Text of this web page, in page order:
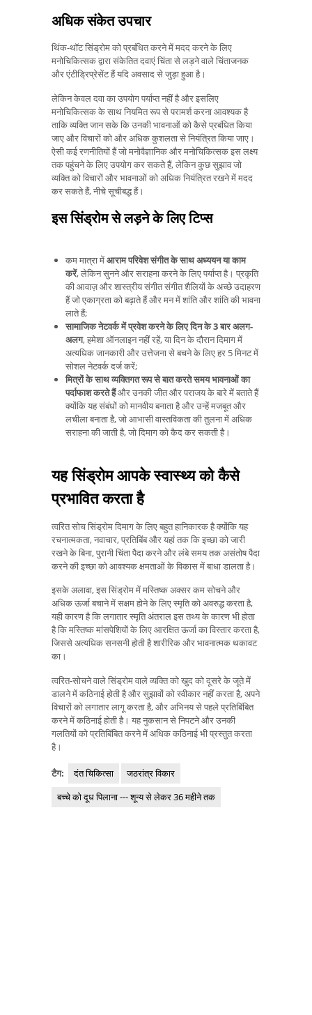
अधिक संकेत उपचार
थिंक-थॉट सिंड्रोम को प्रबंधित करने में मदद करने के लिए
मनोचिकित्सक द्वारा संकेतित दवाएं चिंता से लड़ने वाले चिंताजनक
और एंटीड्रिप्रेसेंट हैं यदि अवसाद से जुड़ा हुआ है।
लेकिन केवल दवा का उपयोग पर्याप्त नहीं है और इसलिए
मनोचिकित्सक के साथ नियमित रूप से परामर्श करना आवश्यक है
ताकि व्यक्ति जान सके कि उनकी भावनाओं को कैसे प्रबंधित किया
जाए और विचारों को और अधिक कुशलता से नियंत्रित किया जाए।
ऐसी कई रणनीतियों हैं जो मनोवैज्ञानिक और मनोचिकित्सक इस लक्ष्य
तक पहुंचने के लिए उपयोग कर सकते हैं, लेकिन कुछ सुझाव जो
व्यक्ति को विचारों और भावनाओं को अधिक नियंत्रित रखने में मदद
कर सकते हैं, नीचे सूचीबद्ध हैं।
इस सिंड्रोम से लड़ने के लिए टिप्स
कम मात्रा मेंआराम परिवेश संगीत के साथ अध्ययन या काम
करें, लेकिन सुनने और सराहना करने के लिए पर्याप्त है। प्रकृति
की आवाज़ और शास्त्रीय संगीत संगीत शैलियों के अच्छे उदाहरण
हैं जो एकाग्रता को बढ़ाते हैं और मन में शांति और शांति की भावना
लाते हैं;
सामाजिक नेटवर्क में प्रवेश करने के लिए दिन के 3 बार अलग-
अलग, हमेशा ऑनलाइन नहीं रहें, या दिन के दौरान दिमाग में
अत्यधिक जानकारी और उत्तेजना से बचने के लिए हर 5 मिनट में
सोशल नेटवर्क दर्ज करें;
मित्रों के साथ व्यक्तिगत रूप से बात करते समय भावनाओं का
पर्दाफाश करते हैंऔर उनकी जीत और पराजय के बारे में बताते हैं
क्योंकि यह संबंधों को मानवीय बनाता है और उन्हें मजबूत और
लचीला बनाता है, जो आभासी वास्तविकता की तुलना में अधिक
सराहना की जाती है, जो दिमाग को कैद कर सकती है।
यह सिंड्रोम आपके स्वास्थ्य को कैसे
प्रभावित करता है
त्वरित सोच सिंड्रोम दिमाग के लिए बहुत हानिकारक है क्योंकि यह
रचनात्मकता, नवाचार, प्रतिबिंब और यहां तक ​​कि इच्छा को जारी
रखने के बिना, पुरानी चिंता पैदा करने और लंबे समय तक असंतोष पैदा
करने की इच्छा को आवश्यक क्षमताओं के विकास में बाधा डालता है।
इसके अलावा, इस सिंड्रोम में मस्तिष्क अक्सर कम सोचने और
अधिक ऊर्जा बचाने में सक्षम होने के लिए स्मृति को अवरुद्ध करता है,
यही कारण है कि लगातार स्मृति अंतराल इस तथ्य के कारण भी होता
है कि मस्तिष्क मांसपेशियों के लिए आरक्षित ऊर्जा का विस्तार करता है,
जिससे अत्यधिक सनसनी होती है शारीरिक और भावनात्मक थकावट
का।
त्वरित-सोचने वाले सिंड्रोम वाले व्यक्ति को खुद को दूसरे के जूते में
डालने में कठिनाई होती है और सुझावों को स्वीकार नहीं करता है, अपने
विचारों को लगातार लागू करता है, और अभिनय से पहले प्रतिबिंबित
करने में कठिनाई होती है। यह नुकसान से निपटने और उनकी
गलतियों को प्रतिबिंबित करने में अधिक कठिनाई भी प्रस्तुत करता
है।
टैग: दंत चिकित्सा
जठरांत्र विकार
बच्चे को दूध पिलाना --- शून्य से लेकर 36 महीने तक